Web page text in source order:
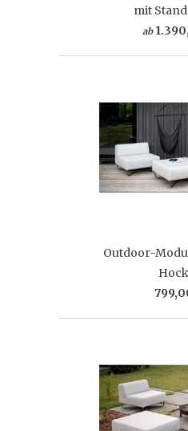
mit
ab
Outdoor-